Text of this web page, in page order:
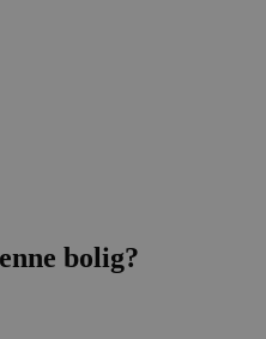
bolig?